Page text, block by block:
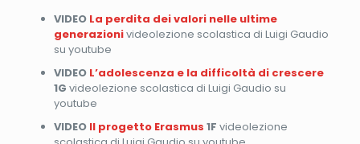
VIDEO La perdita dei valori nelle ultime
generazionivideolezione scolastica di Luigi Gaudio
su youtube
VIDEO L’adolescenza e la difficoltà di crescere
1G videolezione scolastica di Luigi Gaudio su
youtube
VIDEO Il progetto Erasmus 1F videolezione